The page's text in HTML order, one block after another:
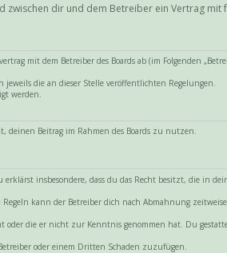
zwischen dir und dem Betreiber ein Vertrag mit
mit dem Betreiber des Boards ab (im Folgenden
die an dieser Stelle veröffentlichten Regelungen.
werden.
deinen Beitrag im Rahmen des Boards zu nutzen.
insbesondere, dass du das Recht besitzt, die in
kann der Betreiber dich nach Abmahnung
die er nicht zur Kenntnis genommen hat. Du
oder einem Dritten Schaden zuzufügen.